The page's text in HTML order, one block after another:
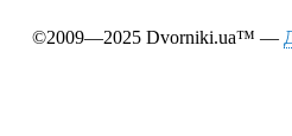
©2009—2025 Dvorniki.ua™ —